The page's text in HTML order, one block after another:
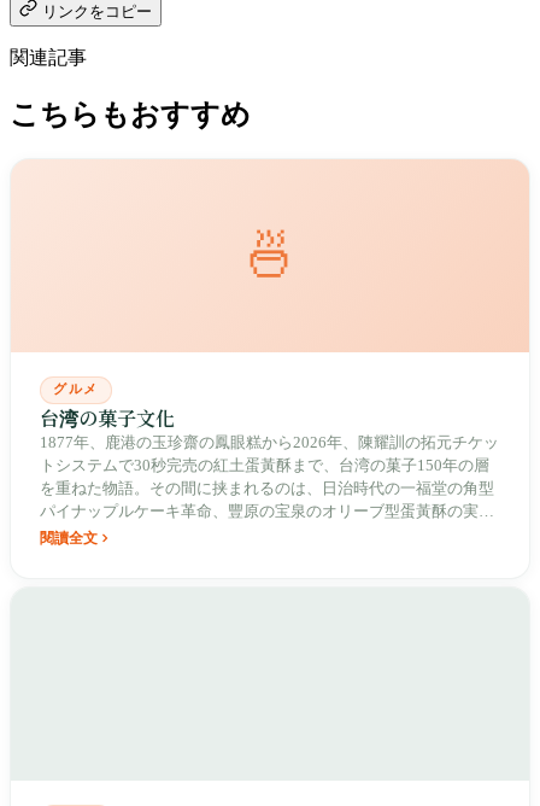
リンクをコピー
関連記事
こちらもおすすめ
🍜
グルメ
台湾の菓子文化
1877年、鹿港の玉珍齋の鳳眼糕から2026年、陳耀訓の拓元チケッ
トシステムで30秒完売の紅土蛋黃酥まで、台湾の菓子150年の層
を重ねた物語。その間に挟まれるのは、日治時代の一福堂の角型
パイナップルケーキ革命、豐原の宝泉のオリーブ型蛋黃酥の実
験、八卦山の麓270ヘクタールの在来種パイナップル契作、油皮
閱讀全文